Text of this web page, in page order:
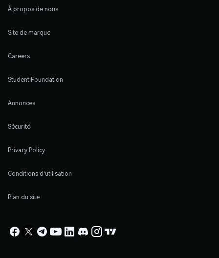
À propos de nous
Site de marque
Careers
Student Foundation
Annonces
Sécurité
Privacy Policy
Conditions d'utilisation
Plan du site